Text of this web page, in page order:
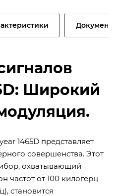
Документы
Широкий
1465D представляет
совершенства. Этот
охватывающий
частот от 100 килогерц
становится